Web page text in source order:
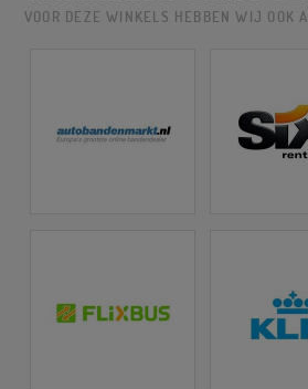
VOOR DEZE WINKELS HEBBEN WIJ OOK